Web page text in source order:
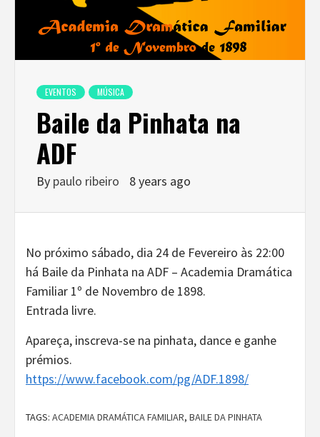
EVENTOS MÚSICA
Baile da Pinhata na
ADF
By paulo ribeiro 8 years ago
No próximo sábado, dia 24 de Fevereiro às 22:00
há Baile da Pinhata na ADF – Academia Dramática
Familiar 1º de Novembro de 1898.
Entrada livre.
Apareça, inscreva-se na pinhata, dance e ganhe
prémios.
https://www.facebook.com/pg/ADF.1898/
TAGS: ACADEMIA DRAMÁTICA FAMILIAR, BAILE DA PINHATA